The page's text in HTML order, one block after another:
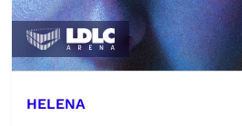
HELENA